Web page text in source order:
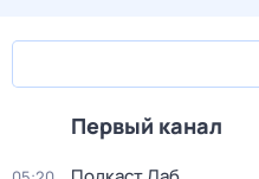
Первый канал